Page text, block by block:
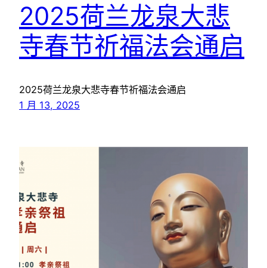
2025荷兰龙泉大悲
寺春节祈福法会通启
2025荷兰龙泉大悲寺春节祈福法会通启
1 月 13, 2025